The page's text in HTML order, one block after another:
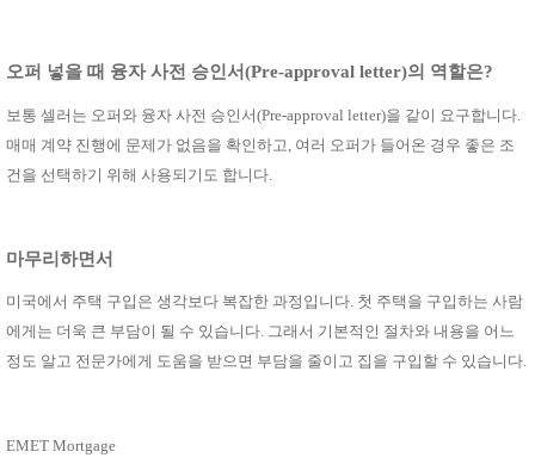
오퍼 넣을 때 융자 사전 승인서(Pre-approval letter)의 역할은?
보통 셀러는 오퍼와 융자 사전 승인서(Pre-approval letter)을 같이 요구합니다
매매 계약 진행에 문제가 없음을 확인하고 여러 오퍼가 들어온 경우 좋은 조
건을 선택하기 위해 사용되기도 합니다
마무리하면서
미국에서 주택 구입은 생각보다 복잡한 과정입니다. 첫 주택을 구입하는 사람
에게는 더욱 큰 부담이 될 수 있습니다. 그래서 기본적인 절차와 내용을 어느
정도 알고 전문가에게 도움을 받으면 부담을 줄이고 집을 구입할 수 있습니다.
EMET Mortgage